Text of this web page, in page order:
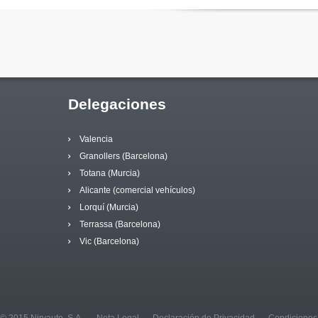
Delegaciones
Valencia
Granollers (Barcelona)
Totana (Murcia)
Alicante (comercial vehículos)
Lorquí (Murcia)
Terrassa (Barcelona)
Vic (Barcelona)